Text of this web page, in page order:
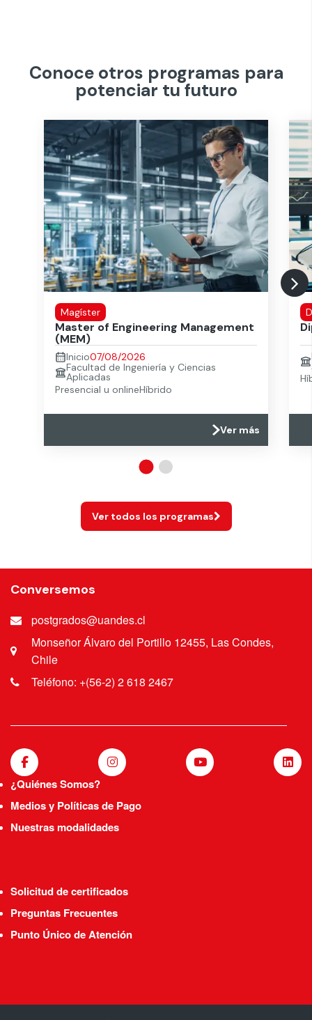
Conoce otros programas para
potenciar tu futuro
Magíster
Master of Engineering Management
(MEM)
Inicio07/08/2026
Facultad de Ingeniería y Ciencias
Aplicadas
Presencial u onlineHíbrido
Ver más
Ver todos los programas
Conversemos
postgrados@uandes.cl
Monseñor Álvaro del Portillo 12455, Las Condes,
Chile
Teléfono: +(56-2) 2 618 2467
¿Quiénes Somos?
Medios y Políticas de Pago
Nuestras modalidades
Solicitud de certificados
Preguntas Frecuentes
Punto Único de Atención